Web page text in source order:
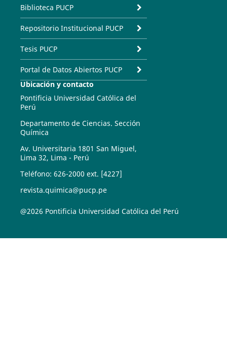
Biblioteca PUCP
Repositorio Institucional PUCP
Tesis PUCP
Portal de Datos Abiertos PUCP
Ubicación y contacto
Pontificia Universidad Católica del
Perú
Departamento de Ciencias. Sección
Química
Av. Universitaria 1801 San Miguel,
Lima 32, Lima - Perú
Teléfono: 626-2000 ext. [4227]
revista.quimica@pucp.pe
@2026 Pontificia Universidad Católica del Perú